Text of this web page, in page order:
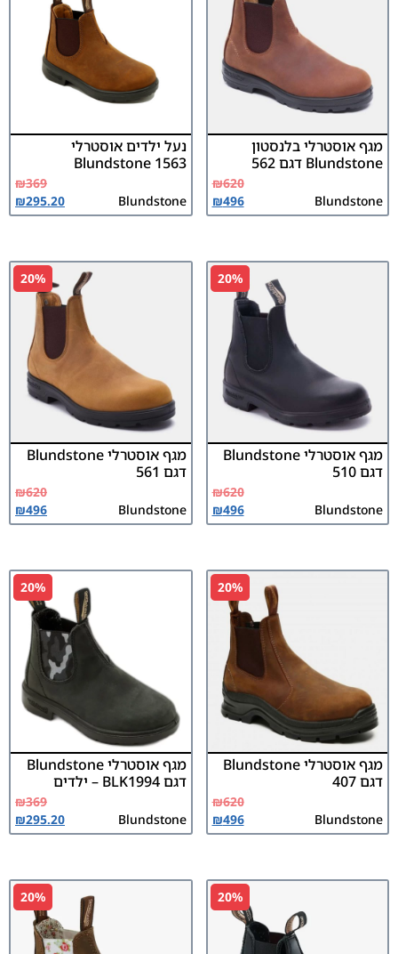
מגף אוסטרלי בלנסטון
Blundstone דגם 562
Blundstone
₪620
₪496
נעל ילדים אוסטרלי
Blundstone 1563
Blundstone
₪369
₪295.20
20%
מגף אוסטרלי Blundstone
דגם 510
Blundstone
₪620
₪496
20%
מגף אוסטרלי Blundstone
דגם 561
Blundstone
₪620
₪496
20%
מגף אוסטרלי Blundstone
דגם 407
Blundstone
₪620
₪496
20%
מגף אוסטרלי Blundstone
דגם BLK1994 – ילדים
Blundstone
₪369
₪295.20
20%
20%